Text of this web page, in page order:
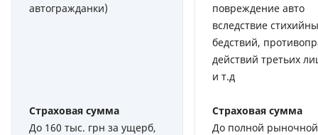
автогражданки)
повреждение авто
вследствие
бедствий,
действий третьих
и т.д
Страховая сумма
До 160 тыс. грн за ущерб,
Страховая сумма
До полной рыночной